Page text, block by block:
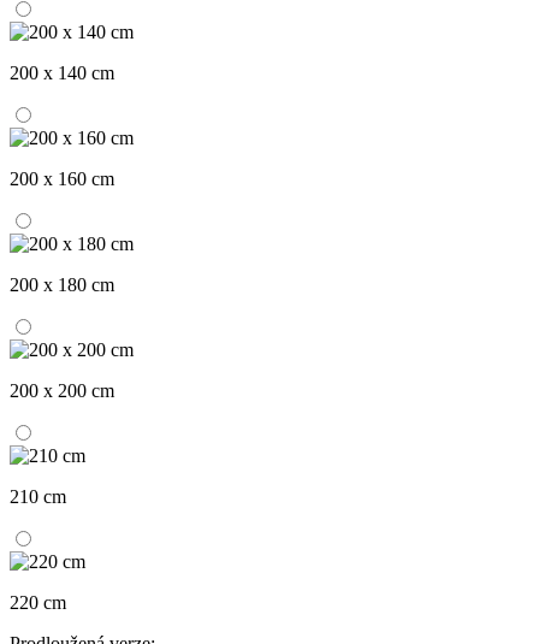
200 x 140 cm
200 x 160 cm
200 x 180 cm
200 x 200 cm
210 cm
220 cm